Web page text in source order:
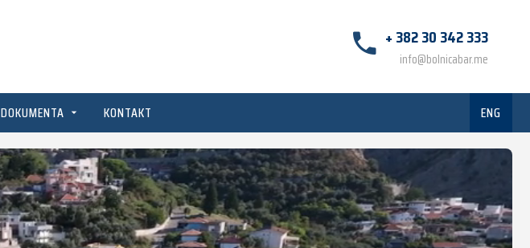
+ 382 30 342 333
info@bolnicabar.me
DOKUMENTA KONTAKT ENG